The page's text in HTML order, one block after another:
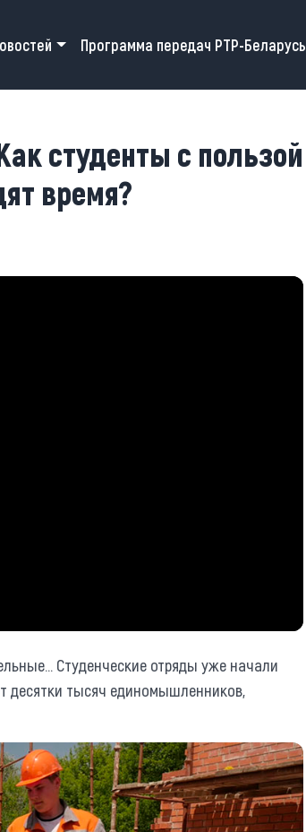
Программа передач РТР-Беларусь
студенты с пользой
время?
Студенческие отряды уже начали
десятки тысяч единомышленников,